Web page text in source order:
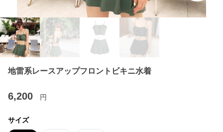
地雷系レースアップフロントビキニ水着
6,200 円
サイズ